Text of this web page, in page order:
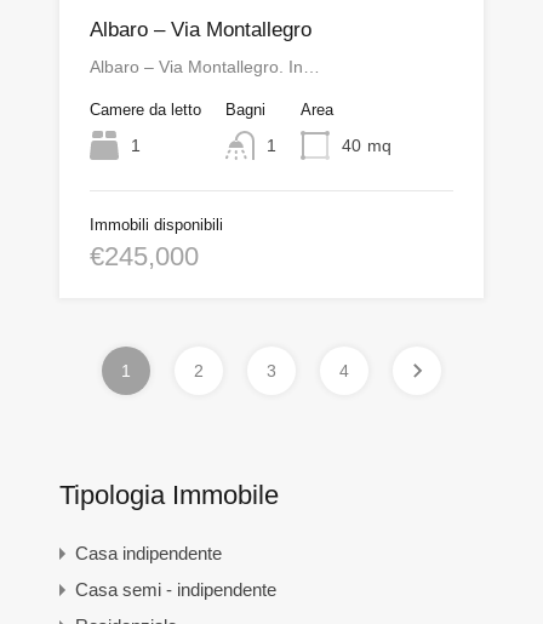
Albaro – Via Montallegro
Albaro – Via Montallegro. In…
Camere da letto
1
Bagni
1
Area
40 mq
Immobili disponibili
€245,000
1 2 3 4
Tipologia Immobile
Casa indipendente
Casa semi - indipendente